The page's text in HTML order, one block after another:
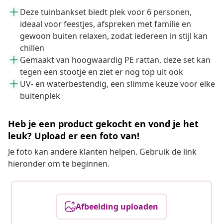
Deze tuinbankset biedt plek voor 6 personen,
ideaal voor feestjes, afspreken met familie en
gewoon buiten relaxen, zodat iedereen in stijl kan
chillen
Gemaakt van hoogwaardig PE rattan, deze set kan
tegen een stootje en ziet er nog top uit ook
UV- en waterbestendig, een slimme keuze voor elke
buitenplek
Heb je een product gekocht en vond je het
leuk? Upload er een foto van!
Je foto kan andere klanten helpen. Gebruik de link
hieronder om te beginnen.
Afbeelding uploaden